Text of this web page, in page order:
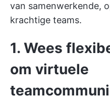
van samenwerkende,
krachtige teams.
1. Wees
om virtuele